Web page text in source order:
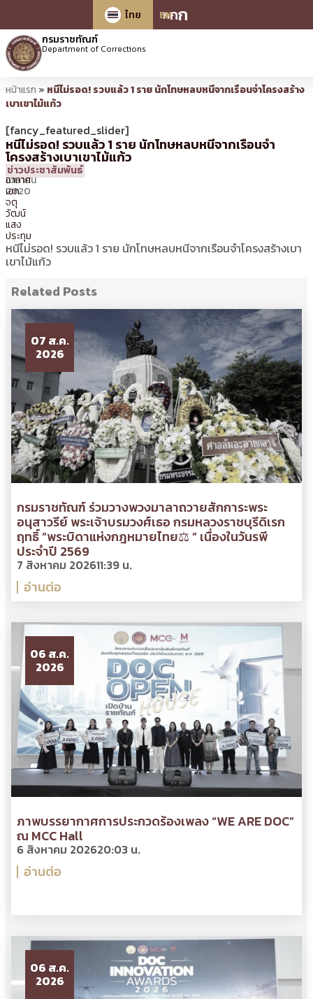
กกก
ไทย
EN
กรมราชทัณฑ์
Department of Corrections
หน้าแรก » หนีไม่รอด! รวบแล้ว 1 ราย นักโทษหลบหนีจากเรือนจำโครงสร้าง
เบาเขาไม้แก้ว
[fancy_featured_slider]
หนีไม่รอด! รวบแล้ว 1 ราย นักโทษหลบหนีจากเรือนจำ
โครงสร้างเบาเขาไม้แก้ว
24
เมษายน
2020
17:49 น.
โดย
จ่า
อากาศ
เอก
จตุ
วัฒน์
แสง
ประทุม
ข่าวประชาสัมพันธ์
หนีไม่รอด! รวบแล้ว 1 ราย นักโทษหลบหนีจากเรือนจำโครงสร้างเบา
เขาไม้แก้ว
Related Posts
07 ส.ค.
2026
กรมราชทัณฑ์ ร่วมวางพวงมาลาถวายสักการะพระ
อนุสาวรีย์ พระเจ้าบรมวงศ์เธอ กรมหลวงราชบุรีดิเรก
ฤทธิ์ “พระบิดาแห่งกฎหมายไทย⚖ ” เนื่องในวันรพี
ประจำปี 2569
7 สิงหาคม 202611:39 น.
อ่านต่อ
06 ส.ค.
2026
ภาพบรรยากาศการประกวดร้องเพลง “WE ARE DOC”
ณ MCC Hall
6 สิงหาคม 202620:03 น.
อ่านต่อ
06 ส.ค.
2026